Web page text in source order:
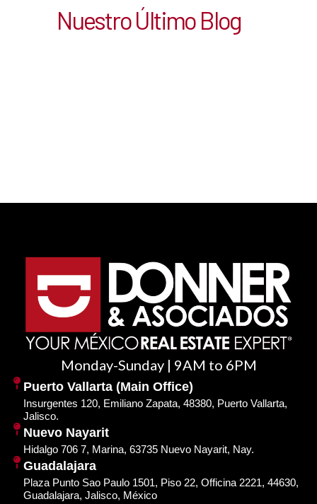
Nuestro Último Blog
Monday-Sunday | 9AM to 6PM
Puerto Vallarta (Main Office)
Insurgentes 120, Emiliano Zapata, 48380, Puerto Vallarta,
Jalisco.
Nuevo Nayarit
Hidalgo 706 7, Marina, 63735 Nuevo Nayarit, Nay.
Guadalajara
Plaza Punto Sao Paulo 1501, Piso 22, Officina 2221, 44630,
Guadalajara, Jalisco, México